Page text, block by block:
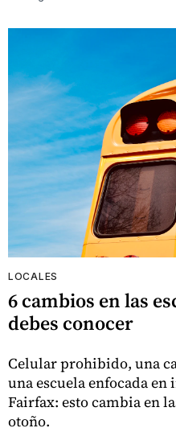
LOCALES
6 cambios en las
debes conocer
Celular prohibido, una
una escuela enfocada
Fairfax: esto cambia en
otoño.